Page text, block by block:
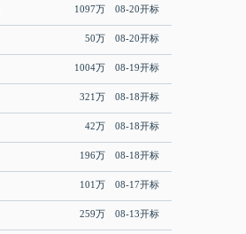
1097万 08-20开标
50万 08-20开标
1004万 08-19开标
321万 08-18开标
42万 08-18开标
196万 08-18开标
101万 08-17开标
259万 08-13开标